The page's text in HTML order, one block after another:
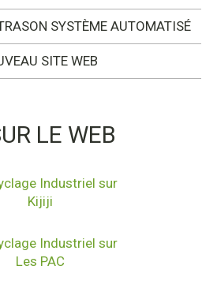
SYSTÈME AUTOMATISÉ
SITE WEB
LE WEB